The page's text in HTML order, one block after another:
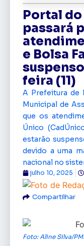
Portal
passará
e Bolsa
feira (11)
A Prefeitura de
Municipal de
que os
Único
estarão
devido a uma
nacional no
julho 10, 2025
Compartilhar
Foto: Aline Silva/